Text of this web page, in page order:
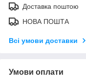
Доставка поштою
НОВА ПОШТА
Всі умови доставки
Умови оплати